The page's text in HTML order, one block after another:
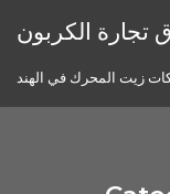
تجارة الكربون